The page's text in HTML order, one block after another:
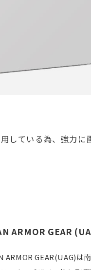
している為、強力に
ARMOR GEAR
ARMOR GEAR(UAG)は